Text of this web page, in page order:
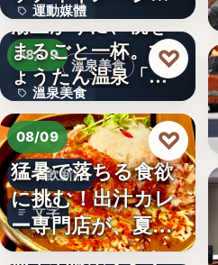
運動媒體
2,430
ズ」五十…
溫泉美食
08/09
溫泉美食
14年
湯上がりに、桃を
まるごと一杯。ひ
ょうたん温泉「飲
泉堂」、…
♡
08/09
餐飲新品
文字
猛暑で落ちる食欲
に挑む！出汁カレ
ー専門店が、夏限
定「無限…
♡
熊本地震ボランテ